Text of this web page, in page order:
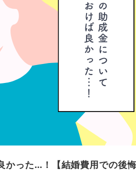
った…！【結婚費用での後悔